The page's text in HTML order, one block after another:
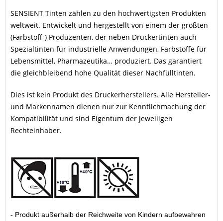
SENSIENT Tinten zählen zu den hochwertigsten Produkten
weltweit. Entwickelt und hergestellt von einem der größten
(Farbstoff-) Produzenten, der neben Druckertinten auch
Spezialtinten für industrielle Anwendungen, Farbstoffe für
Lebensmittel, Pharmazeutika… produziert. Das garantiert
die gleichbleibend hohe Qualität dieser Nachfülltinten.
Dies ist kein Produkt des Druckerherstellers. Alle Hersteller-
und Markennamen dienen nur zur Kenntlichmachung der
Kompatibilität und sind Eigentum der jeweiligen
Rechteinhaber.
- Produkt außerhalb der Reichweite von Kindern aufbewahren